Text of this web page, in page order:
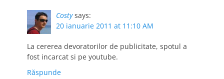
Costy says:
20 ianuarie 2011 at 11:10 AM
La cererea devoratorilor de publicitate, spotul a
fost incarcat si pe youtube.
Răspunde